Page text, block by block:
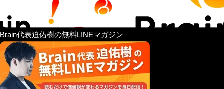
Brain代表迫佑樹の無料LINEマガジン